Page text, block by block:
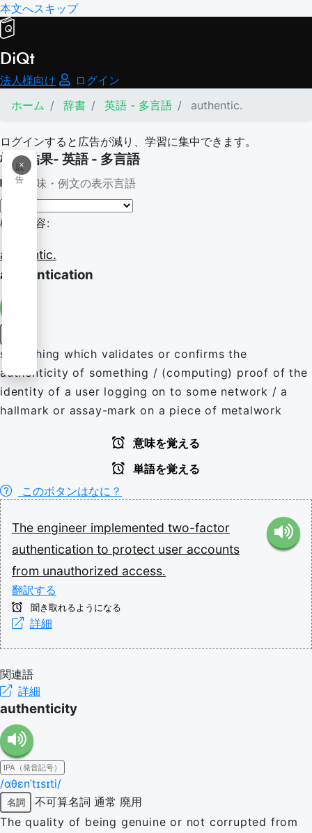
本文へスキップ
DiQt
法人様向け
ログイン
ホーム
辞書 英語 - 多言語 authentic.
ログインすると広告が減り、学習に集中できます。
×
広
告
検索結果- 英語 - 多言語
意味・例文の表示言語
検索内容:
authentic.
authentication
something which validates or confirms the
authenticity of something / (computing) proof of the
identity of a user logging on to some network / a
hallmark or assay-mark on a piece of metalwork
意味を覚える
単語を覚える
このボタンはなに？
The engineer implemented two-factor
authentication to protect user accounts
from unauthorized access.
翻訳する
聞き取れるようになる
詳細
関連語
詳細
authenticity
IPA（発音記号）
/ɑθɛnˈtɪsɪti/
名詞 不可算名詞 通常 廃用
The quality of being genuine or not corrupted from